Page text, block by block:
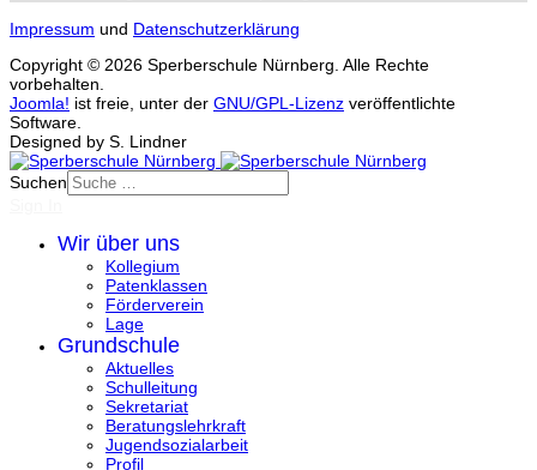
Impressum und Datenschutzerklärung
Copyright © 2026 Sperberschule Nürnberg. Alle Rechte
vorbehalten.
Joomla! ist freie, unter der GNU/GPL-Lizenz veröffentlichte
Software.
Designed by S. Lindner
Suchen
Wir über uns
Kollegium
Patenklassen
Förderverein
Lage
Grundschule
Aktuelles
Schulleitung
Sekretariat
Beratungslehrkraft
Jugendsozialarbeit
Profil